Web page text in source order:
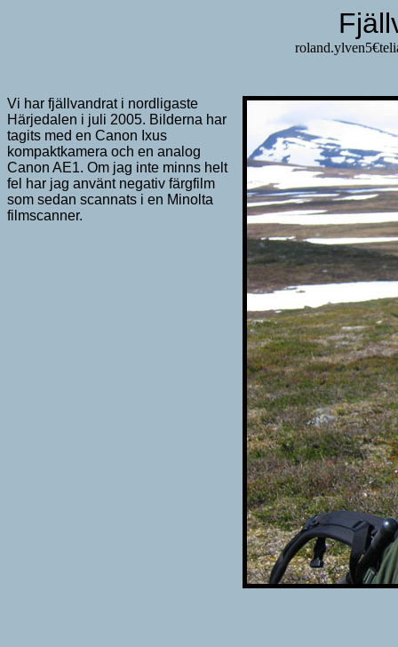
Vi har fjällvandrat i nordligaste
Härjedalen i juli 2005. Bilderna har
tagits med en Canon Ixus
kompaktkamera och en analog
Canon AE1. Om jag inte minns helt
fel har jag använt negativ färgfilm
som sedan scannats i en Minolta
filmscanner.